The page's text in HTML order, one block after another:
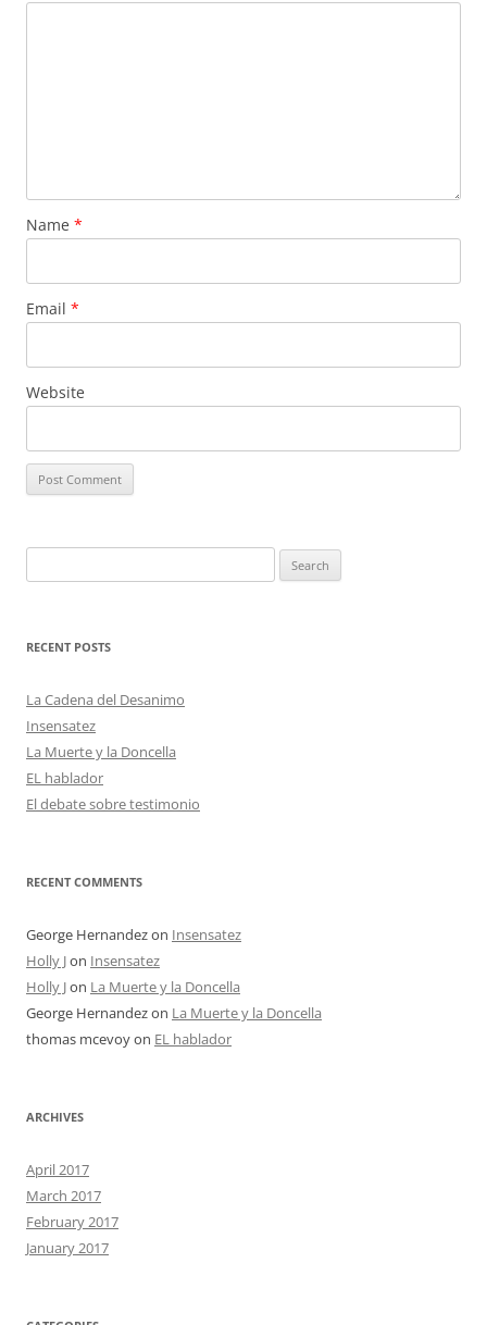
Name *
Email *
Website
for:
RECENT POSTS
La Cadena del Desanimo
Insensatez
La Muerte y la Doncella
EL hablador
El debate sobre testimonio
RECENT COMMENTS
George Hernandezon Insensatez
Holly Jon Insensatez
Holly Jon La Muerte y la Doncella
George Hernandezon La Muerte y la Doncella
thomas mcevoyon EL hablador
ARCHIVES
April 2017
March 2017
February 2017
January 2017